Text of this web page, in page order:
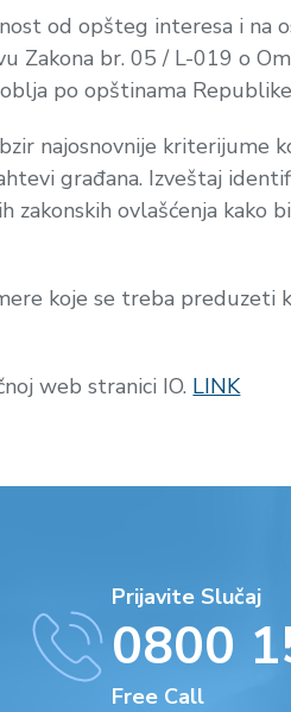
od opšteg interesa i na
Zakona br. 05 / L-019 o
po opštinama
najosnovnije kriterijume
građana. Izveštaj
zakonskih ovlašćenja kako
koje se treba preduzeti
web stranici IO. LINK
Prijavite Slučaj
0800
Free Call